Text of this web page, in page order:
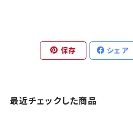
保存 シェア
最近チェックした商品